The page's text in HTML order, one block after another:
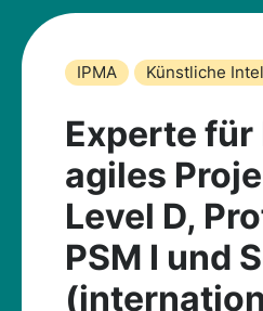
IPMA Künstliche
Experte
agiles
Level D,
PSM I und